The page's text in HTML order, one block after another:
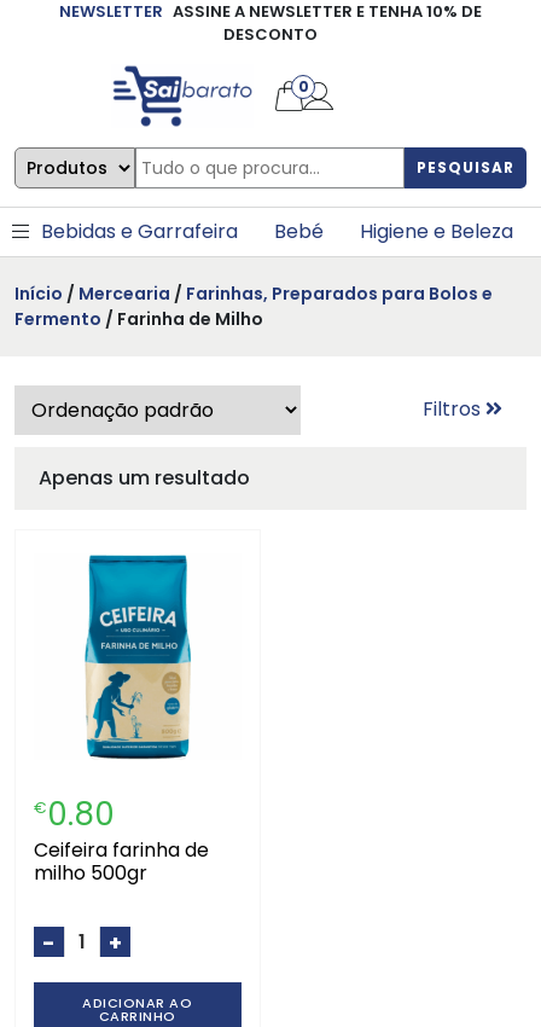
NEWSLETTER ASSINE A NEWSLETTER E TENHA 10% DE
DESCONTO
PESQUISAR
0
Bebidas e Garrafeira Bebé Higiene e Beleza
Início / Mercearia / Farinhas, Preparados para Bolos e
Fermento / Farinha de Milho
Filtros
Apenas um resultado
€0.80
ceifeira farinha de
milho 500gr
- +
ADICIONAR AO
CARRINHO